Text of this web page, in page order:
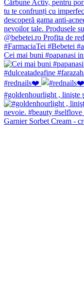
Cei mai buni #papanasi
#rednails❤️
#goldenhourlight , linişte
Garnier Sorbet Cream -